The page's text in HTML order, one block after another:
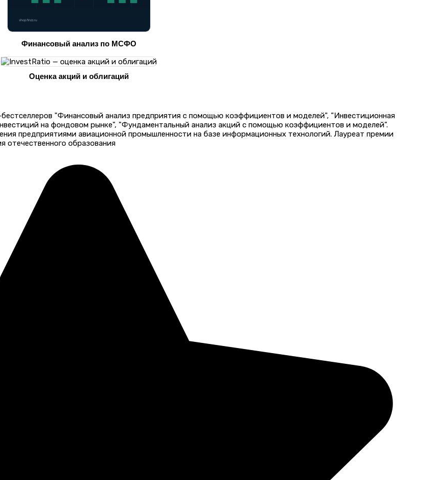
Финансовый анализ по МСФО
Оценка акций и облигаций
"Финансовый анализ предприятия с помощью коэффициентов и моделей", "Инвестиционная
на фондовом рынке", "Фундаментальный анализ акций с помощью коэффициентов и моделей".
предприятиями авиационной промышленности на базе информационных технологий. Лауреат премии
отечественного образования